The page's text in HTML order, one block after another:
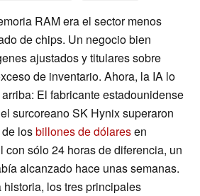
RAM era el sector menos
de chips. Un negocio bien
ajustados y titulares sobre
de inventario. Ahora, la IA lo
El fabricante estadounidense
surcoreano SK Hynix superaron
losbillones de dólaresen
sólo 24 horas de diferencia, un
alcanzado hace unas semanas.
los tres principales